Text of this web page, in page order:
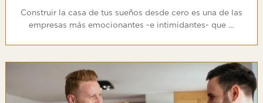
Construir la casa de tus sueños desde cero es una de las
empresas más emocionantes -e intimidantes- que …